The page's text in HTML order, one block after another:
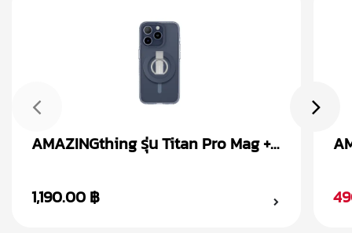
AMAZINGthing รุ่น Titan Pro Mag +
1,190.00 ฿